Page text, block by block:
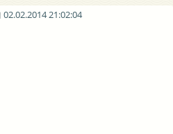
02.02.2014 21:02:04